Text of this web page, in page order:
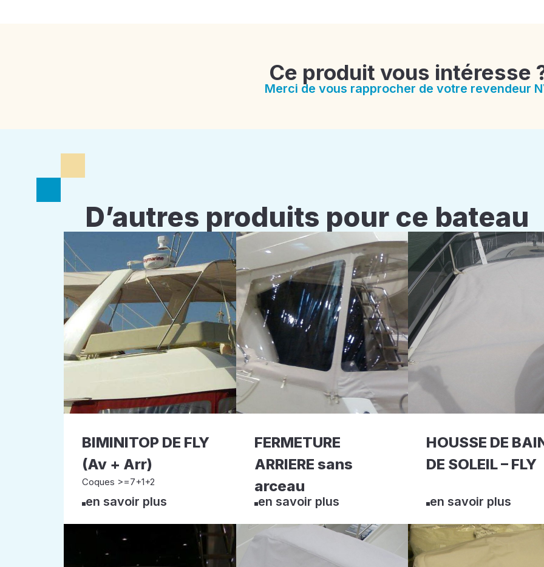
Ce produit vous intéresse
Merci de vous rapprocher de votre revendeur
D’autres produits pour ce bateau
BIMINITOP DE FLY
(Av + Arr)
Coques >=7+1+2
en savoir plus
FERMETURE
ARRIERE sans
arceau
en savoir plus
HOUSSE DE
DE SOLEIL – FLY
en savoir plus